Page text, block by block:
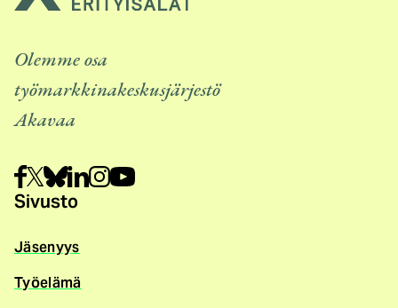
Olemme osa
työmarkkinakeskusjärjestö
Akavaa
Sivusto
Jäsenyys
Työelämä